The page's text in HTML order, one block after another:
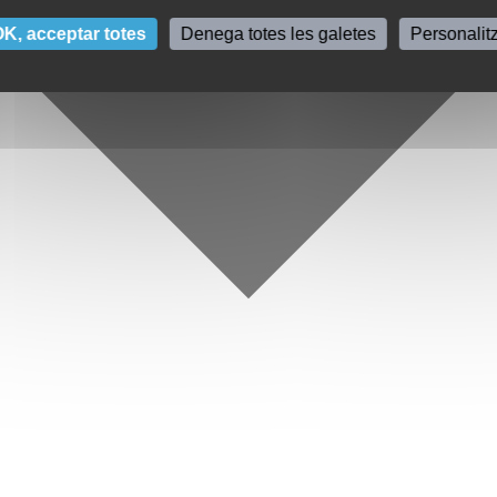
acceptar totes Denega totes les galetes